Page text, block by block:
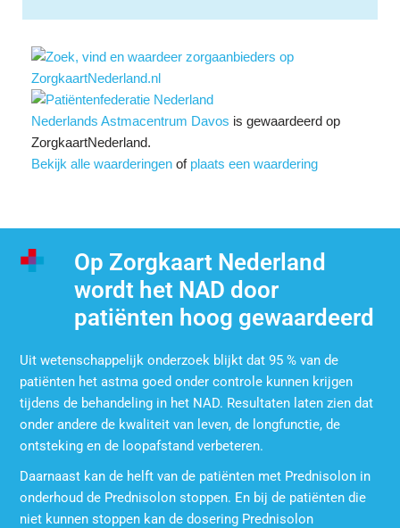
Nederlands Astmacentrum Davos is gewaardeerd op
ZorgkaartNederland.
Bekijk alle waarderingen of plaats een waardering
Op Zorgkaart Nederland
wordt het NAD door
patiënten hoog gewaardeerd
Uit wetenschappelijk onderzoek blijkt dat 95 % van de
patiënten het astma goed onder controle kunnen krijgen
tijdens de behandeling in het NAD. Resultaten laten zien dat
onder andere de kwaliteit van leven, de longfunctie, de
ontsteking en de loopafstand verbeteren.
Daarnaast kan de helft van de patiënten met Prednisolon in
onderhoud de Prednisolon stoppen. En bij de patiënten die
niet kunnen stoppen kan de dosering Prednisolon